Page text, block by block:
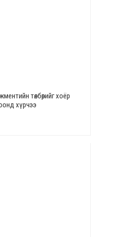
төлбөрийг хоёр
хүрчээ